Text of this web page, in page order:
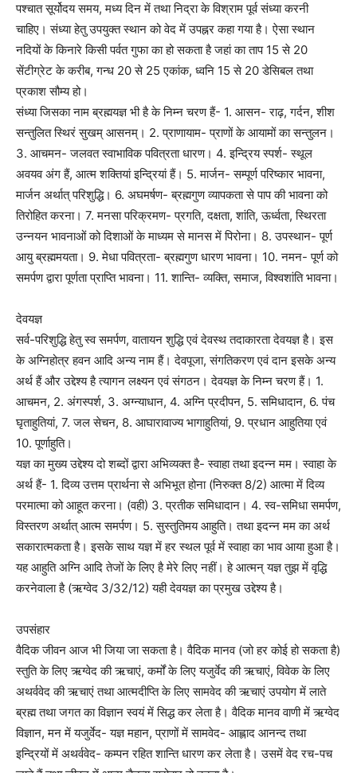
पश्चात सूर्योदय समय, मध्य दिन में तथा निद्रा के विश्राम पूर्व संध्या करनी
चाहिए। संध्या हेतु उपयुक्त स्थान को वेद में उपह्नर कहा गया है। ऐसा स्थान
नदियों के किनारे किसी पर्वत गुफा का हो सकता है जहां का ताप 15 से 20
सेंटीग्रेट के करीब, गन्ध 20 से 25 एकांक, ध्वनि 15 से 20 डेसिबल तथा
प्रकाश सौम्य हो।
संध्या जिसका नाम ब्रह्मयज्ञ भी है के निम्न चरण हैं- 1. आसन- राढ़, गर्दन, शीश
सन्तुलित स्थिरं सुखम् आसनम्। 2. प्राणायाम- प्राणों के आयामों का सन्तुलन।
3. आचमन- जलवत स्वाभाविक पवित्रता धारण। 4. इन्द्रिय स्पर्श- स्थूल
अवयव अंग हैं, आत्म शक्तियां इन्द्रियां हैं। 5. मार्जन- सम्पूर्ण परिष्कार भावना,
मार्जन अर्थात् परिशुद्धि। 6. अघमर्षण- ब्रह्मगुण व्यापकता से पाप की भावना को
तिरोहित करना। 7. मनसा परिक्रमण- प्रगति, दक्षता, शांति, ऊर्ध्वता, स्थिरता
उन्नयन भावनाओं को दिशाओं के माध्यम से मानस में पिरोना। 8. उपस्थान- पूर्ण
आयु ब्रह्ममयता। 9. मेधा पवित्रता- ब्रह्मगुण धारण भावना। 10. नमन- पूर्ण को
समर्पण द्वारा पूर्णता प्राप्ति भावना। 11. शान्ति- व्यक्ति, समाज, विश्वशांति भावना।
देवयज्ञ
सर्व-परिशुद्धि हेतु स्व समर्पण, वातायन शुद्धि एवं देवस्थ तदाकारता देवयज्ञ है। इस
के अग्निहोत्र हवन आदि अन्य नाम हैं। देवपूजा, संगतिकरण एवं दान इसके अन्य
अर्थ हैं और उद्देश्य है त्यागन लक्ष्यन एवं संगठन। देवयज्ञ के निम्न चरण हैं। 1.
आचमन, 2. अंगस्पर्श, 3. अग्न्याधान, 4. अग्नि प्रदीपन, 5. समिधादान, 6. पंच
घृताहुतियां, 7. जल सेचन, 8. आघारावाज्य भागाहुतियां, 9. प्रधान आहुतिया एवं
10. पूर्णाहुति।
यज्ञ का मुख्य उद्देश्य दो शब्दों द्वारा अभिव्यक्त है- स्वाहा तथा इदन्न मम। स्वाहा के
अर्थ हैं- 1. दिव्य उत्तम प्रार्थना से अभिभूत होना (निरुक्त 8/2) आत्मा में दिव्य
परमात्मा को आहूत करना। (वही) 3. प्रतीक समिधादान। 4. स्व-समिधा समर्पण,
विस्तरण अर्थात् आत्म समर्पण। 5. सुस्तुतिमय आहुति। तथा इदन्न मम का अर्थ
सकारात्मकता है। इसके साथ यज्ञ में हर स्थल पूर्व में स्वाहा का भाव आया हुआ है।
यह आहुति अग्नि आदि तेजों के लिए है मेरे लिए नहीं। हे आत्मन् यज्ञ तुझ में वृद्धि
करनेवाला है (ऋग्वेद 3/32/12) यही देवयज्ञ का प्रमुख उद्देश्य है।
उपसंहार
वैदिक जीवन आज भी जिया जा सकता है। वैदिक मानव (जो हर कोई हो सकता है)
स्तुति के लिए ऋग्वेद की ऋचाएं, कर्मों के लिए यजुर्वेद की ऋचाएं, विवेक के लिए
अथर्ववेद की ऋचाएं तथा आत्मदीप्ति के लिए सामवेद की ऋचाएं उपयोग में लाते
ब्रह्म तथा जगत का विज्ञान स्वयं में सिद्ध कर लेता है। वैदिक मानव वाणी में ऋग्वेद
विज्ञान, मन में यजुर्वेद- यज्ञ महान, प्राणों में सामवेद- आह्लाद आनन्द तथा
इन्द्रियों में अथर्ववेद- कम्पन रहित शान्ति धारण कर लेता है। उसमें वेद रच-पच